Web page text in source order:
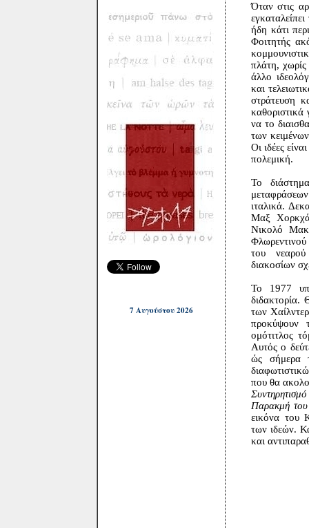
7 Αυγούστου 2026
Όταν στις
ήδη κάτι
Φοιτητής
πλάτη, χωρίς
άλλο
και
στράτευση
καθοριστικά
να το
των
Οι ιδέες
πολεμική.
Το
ιταλικά.
Μαξ
Νικολό
του
διακοσίων
Το 1977
των
προκύψουν
ομότιτλος
Αυτός ο
ώς σήμερα
που θα
Συντηρητισμό
Παρακμή του
εικόνα του
των ιδεών.
και